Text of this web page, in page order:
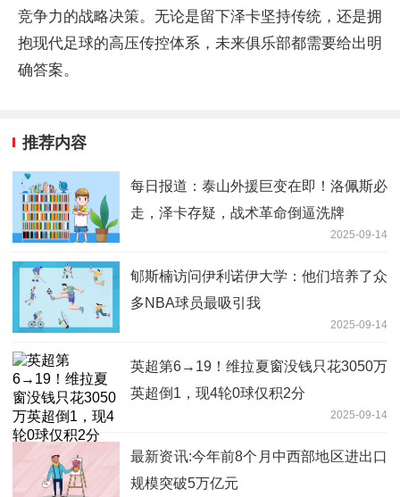
竞争力的战略决策。无论是留下泽卡坚持传统，还是拥
抱现代足球的高压传控体系，未来俱乐部都需要给出明
确答案。
推荐内容
每日报道：泰山外援巨变在即！洛佩斯必
走，泽卡存疑，战术革命倒逼洗牌
2025-09-14
郇斯楠访问伊利诺伊大学：他们培养了众
多NBA球员最吸引我
2025-09-14
英超第6→19！维拉夏窗没钱只花3050万
英超倒1，现4轮0球仅积2分
2025-09-14
最新资讯:今年前8个月中西部地区进出口
规模突破5万亿元